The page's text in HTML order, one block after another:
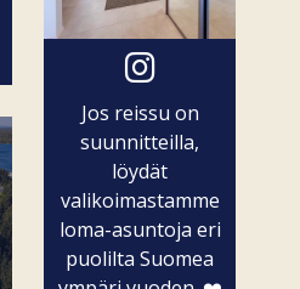
Jos reissu on
suunnitteilla,
löydät
valikoimastamme
loma-asuntoja eri
puolilta Suomea